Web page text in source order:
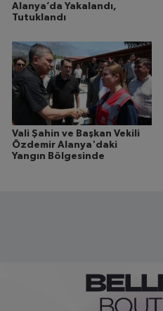
Alanya’da Yakalandı,
Tutuklandı
Vali Şahin ve Başkan Vekili
Özdemir Alanya'daki
Yangın Bölgesinde